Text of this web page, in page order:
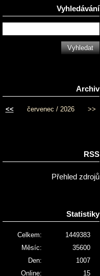
Vyhledávání
Archiv
<< červenec / 2026 >>
RSS
Přehled zdrojů
Statistiky
Online: 15
Celkem:
1449383
Měsíc:
35600
Den:
1007